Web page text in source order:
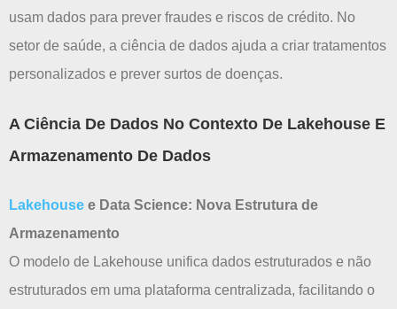
usam dados para prever fraudes e riscos de crédito. No
setor de saúde, a ciência de dados ajuda a criar tratamentos
personalizados e prever surtos de doenças.
A Ciência De Dados No Contexto De Lakehouse E
Armazenamento De Dados
Lakehouse e Data Science: Nova Estrutura de
Armazenamento
O modelo de Lakehouse unifica dados estruturados e não
estruturados em uma plataforma centralizada, facilitando o